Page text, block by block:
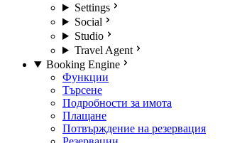
Settings
Social
Studio
Travel Agent
Booking Engine
Функции
Търсене
Подробности за имота
Плащане
Потвърждение на резервация